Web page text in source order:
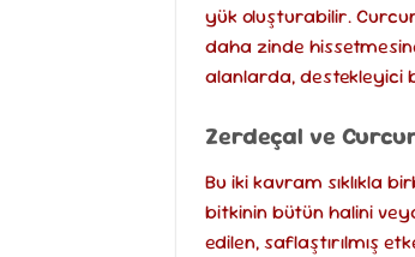
yük oluşturabilir.
daha zinde
alanlarda, destekleyici
Zerdeçal ve
Bu iki kavram sıklıkla
bitkinin bütün halini
edilen, saflaştırılmış